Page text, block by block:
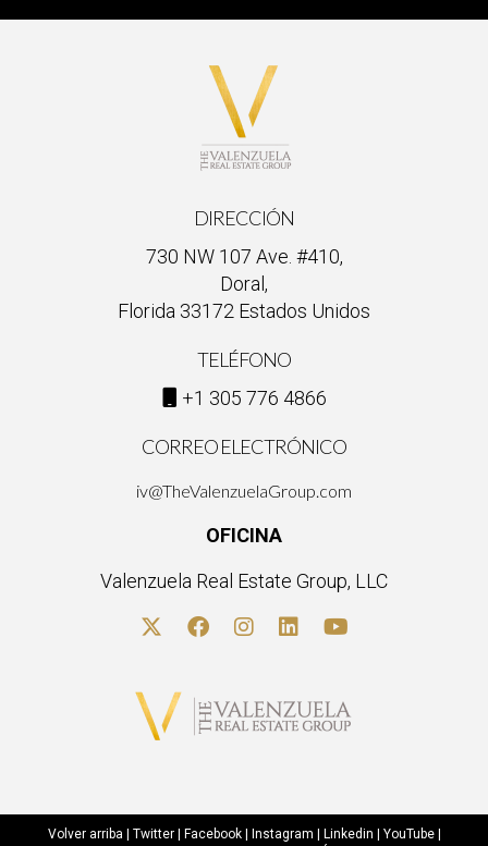
DIRECCIÓN
730 NW 107 Ave. #410,
Doral,
Florida 33172 Estados Unidos
TELÉFONO
+1 305 776 4866
CORREO ELECTRÓNICO
iv@TheValenzuelaGroup.com
OFICINA
Valenzuela Real Estate Group, LLC
Volver arriba Twitter| Facebook| Instagram Linkedin YouTube|